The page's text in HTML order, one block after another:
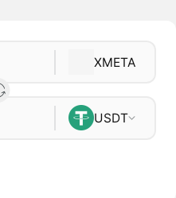
XMETA
USDT